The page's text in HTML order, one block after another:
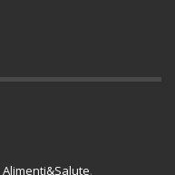
Alimenti&Salute.